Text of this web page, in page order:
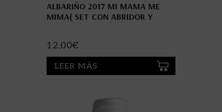
ALBARIÑO 2017 MI MAMA ME
MIMA( SET CON ABRIDOR Y
CONCHA)
12,00€
LEER MÁS